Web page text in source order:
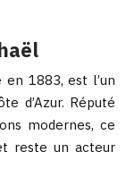
en 1883, est l’un
d’Azur. Réputé
modernes, ce
reste un acteur